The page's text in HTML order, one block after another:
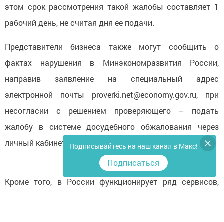
этом срок рассмотрения такой жалобы составляет 1
рабочий день, не считая дня ее подачи.
Представители бизнеса также могут сообщить о
фактах нарушения в Минэкономразвития России,
направив заявление на специальный адрес
электронной почты proverki.net@economy.gov.ru, при
несогласии с решением проверяющего – подать
жалобу в системе досудебного обжалования через
личный кабинет на Госуслугах.
Кроме того, в России функционирует ряд сервисов,
Подписывайтесь на наш канал в Макс!
Подписаться